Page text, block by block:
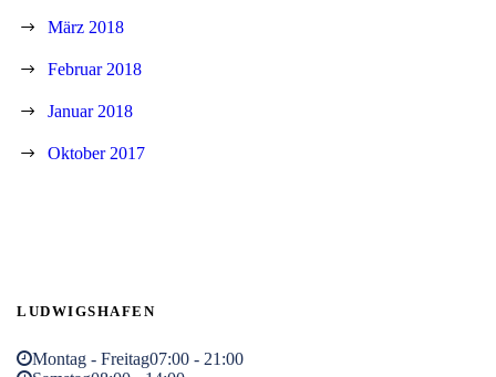
März 2018
Februar 2018
Januar 2018
Oktober 2017
LUDWIGSHAFEN
Montag - Freitag07:00 - 21:00